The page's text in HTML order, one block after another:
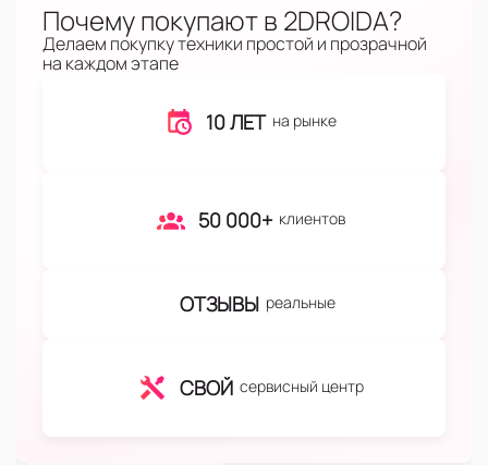
Почему покупают в 2DROIDA?
Делаем покупку техники простой и прозрачной
на каждом этапе
10 ЛЕТ на рынке
50 000+ клиентов
ОТЗЫВЫ реальные
СВОЙ сервисный центр